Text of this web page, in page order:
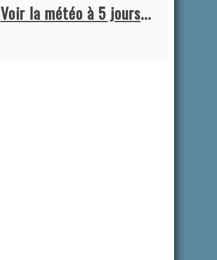
Voir la météo à 5 jours...